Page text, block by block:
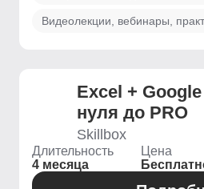
Видеолекции, вебинары,
Excel +
нуля до PRO
Skillbox
Длительность
4 месяца
Цена